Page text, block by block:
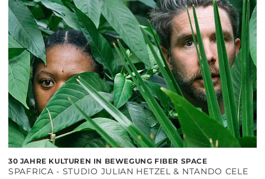
30 JAHRE KULTUREN IN BEWEGUNG FIBER SPACE
SPAFRICA - STUDIO JULIAN HETZEL & NTANDO CELE